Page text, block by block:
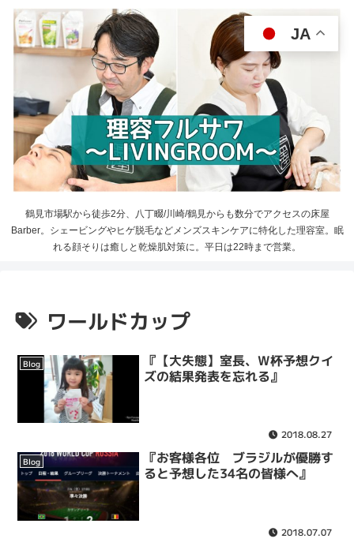
鶴見市場駅から徒歩2分、八丁畷/川崎/鶴見からも数分でアクセスの床屋
Barber。シェービングやヒゲ脱毛などメンズスキンケアに特化した理容室。眠
れる顔そりは癒しと乾燥肌対策に。平日は22時まで営業。
ワールドカップ
Blog
『【大失態】室長、W杯予想クイ
ズの結果発表を忘れる』
2018.08.27
Blog
『お客様各位 ブラジルが優勝す
ると予想した34名の皆様へ』
2018.07.07
JA